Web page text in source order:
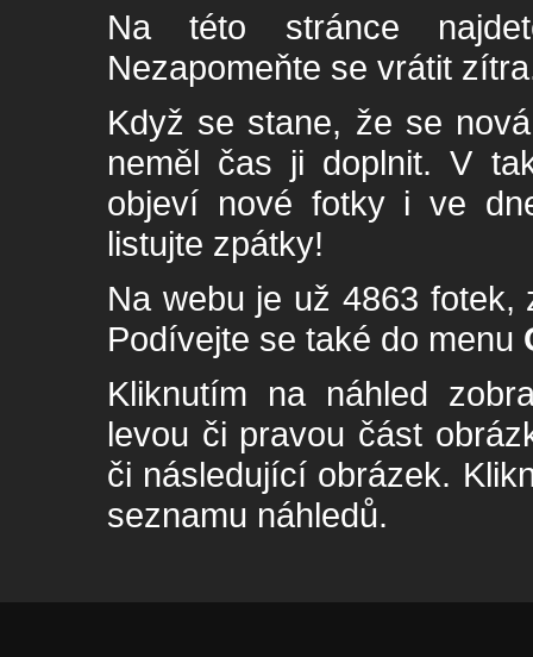
Na této stránce
Nezapomeňte se vrátit
Když se stane, že se
neměl čas ji doplnit. V
objeví nové fotky i ve
listujte zpátky!
Na webu je už 4863
Podívejte se také do menu
Kliknutím na náhled
levou či pravou část
či následující obrázek.
seznamu náhledů.